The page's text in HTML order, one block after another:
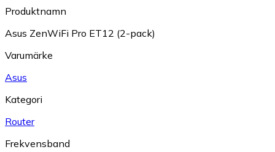
Produktnamn
Asus ZenWiFi Pro ET12 (2-pack)
Varumärke
Asus
Kategori
Router
Frekvensband